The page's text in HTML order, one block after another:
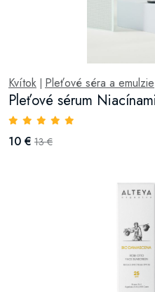
Kvítok | Pleťové séra a emulzie
Pleťové sérum
10 € 13 €